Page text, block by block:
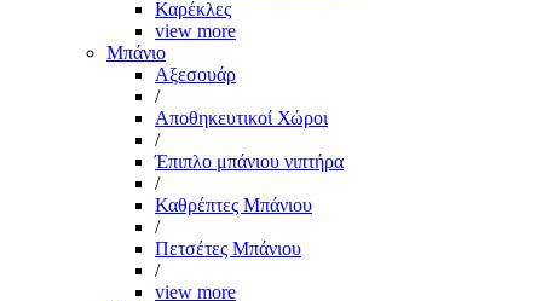
Καρέκλες
view more
Μπάνιο
Αξεσουάρ
/
Αποθηκευτικοί Χώροι
/
Έπιπλο μπάνιου νιπτήρα
/
Καθρέπτες Μπάνιου
/
Πετσέτες Μπάνιου
/
view more